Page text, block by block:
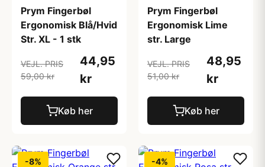
Prym Fingerbøl
Ergonomisk Blå/Hvid
Str. XL - 1 stk
VEJL. PRIS
59,00 kr
44,95
kr
Køb her
Prym Fingerbøl
Ergonomisk Lime
str. Large
VEJL. PRIS
51,00 kr
48,95
kr
Køb her
-8% -4%